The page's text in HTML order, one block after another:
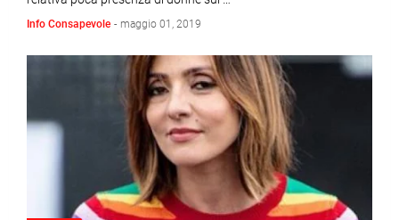
Info Consapevole - maggio 01, 2019